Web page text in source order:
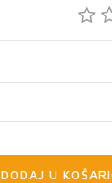
DODAJ U